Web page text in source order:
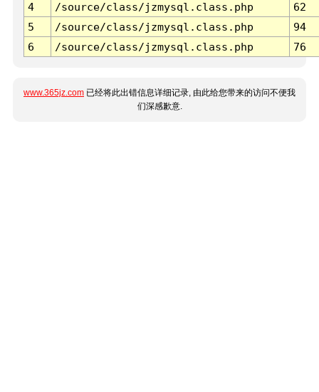
4
/source/class/jzmysql.class.php
62
5
/source/class/jzmysql.class.php
94
6
/source/class/jzmysql.class.php 76
www.365jz.com 已经将此出错信息详细记录, 由此给您带来的访问不便我
们深感歉意.